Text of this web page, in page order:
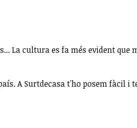
La cultura es fa més evident que
A Surtdecasa t'ho posem fàcil i